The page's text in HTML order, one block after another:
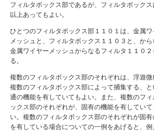
フィルタボックス部であるが、フィルタボックス
以上あってもよい。
ひとつのフィルタボックス部１１０１は、金属ワ
メッシュと、フィルタボックス１１０３と、から
金属ワイヤーメッシュからなるフィルタ１１０２
る。
複数のフィルタボックス部のそれぞれは、浮遊微
複数のフィルタボックス部によって捕集する、と
通の機能を有していてもよい。また、複数のフィ
ックス部のそれぞれが、固有の機能を有していて
い。複数のフィルタボックス部のそれぞれが固
を有している場合についての一例をあげると、例